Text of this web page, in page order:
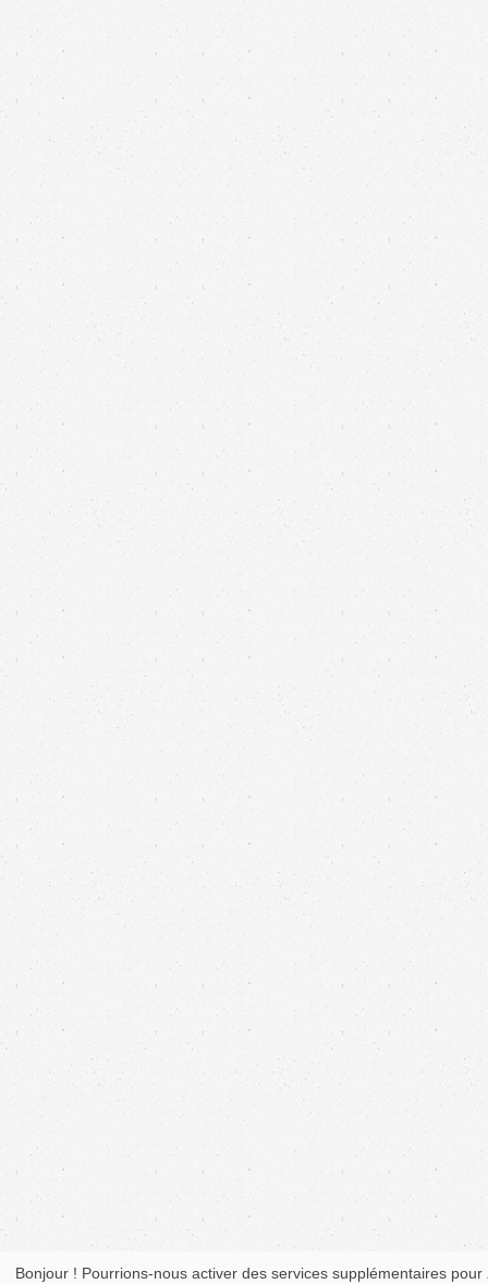
Bonjour ! Pourrions-nous activer des services supplémentaires pour